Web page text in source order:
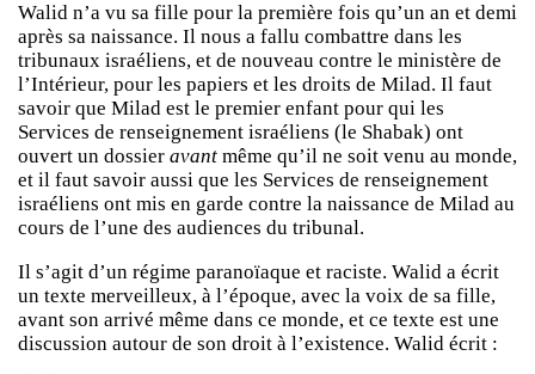
Walid n’a vu sa fille pour la première fois qu’un an et demi
après sa naissance. Il nous a fallu combattre dans les
tribunaux israéliens, et de nouveau contre le ministère de
l’Intérieur, pour les papiers et les droits de Milad. Il faut
savoir que Milad est le premier enfant pour qui les
Services de renseignement israéliens (le Shabak) ont
ouvert un dossier avant même qu’il ne soit venu au monde,
et il faut savoir aussi que les Services de renseignement
israéliens ont mis en garde contre la naissance de Milad au
cours de l’une des audiences du tribunal.
Il s’agit d’un régime paranoïaque et raciste. Walid a écrit
un texte merveilleux, à l’époque, avec la voix de sa fille,
avant son arrivé même dans ce monde, et ce texte est une
discussion autour de son droit à l’existence. Walid écrit :